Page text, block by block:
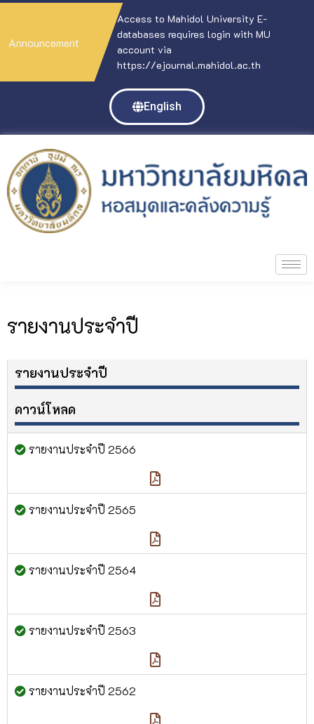
Announcement
Access to Mahidol University E-
databases requires login with MU
account via
https://ejournal.mahidol.ac.th
English
รายงานประจำปี
รายงานประจำปี
ดาวน์โหลด
รายงานประจำปี 2566
รายงานประจำปี 2565
รายงานประจำปี 2564
รายงานประจำปี 2563
รายงานประจำปี 2562